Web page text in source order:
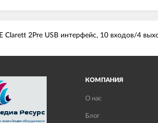
Clarett 2Pre USB интерфейс, 10 входов/4
КОМПАНИЯ
О нас
Блог